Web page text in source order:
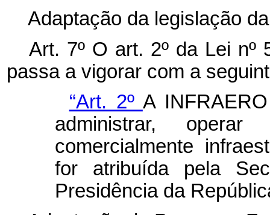
Adaptação da legislação
Art. 7º O art. 2º da Lei nº
passa a vigorar com a
“Art. 2º A
administrar,
comercialmente
for atribuída pela
Presidência da